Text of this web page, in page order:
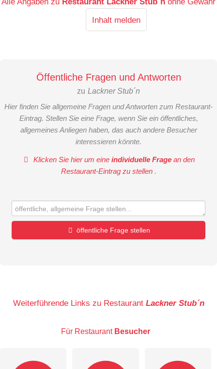
Inhalt melden
Öffentliche Fragen und Antworten
zu Lackner Stub´n
Hier finden Sie allgemeine Fragen und Antworten zum Restaurant-
Eintrag. Stellen Sie eine Frage, wenn Sie ein öffentliches,
allgemeines Anliegen haben, das auch andere Besucher
interessieren könnte.
Klicken Sie hier um eineindividuelle Frage an den
Restaurant-Eintrag zu stellen .
öffentliche Frage stellen
E-Mail-Adresse (wird nicht veröffentlicht)
Weiterführende Links zu Restaurant Lackner Stub´n
Für Restaurant Besucher